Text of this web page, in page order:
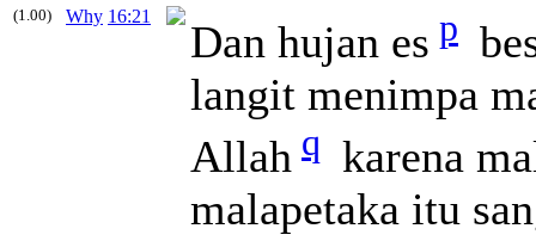
(1.00) Why 16:21
Dan hujan es p
langit menimpa
Allah q karena
malapetaka itu